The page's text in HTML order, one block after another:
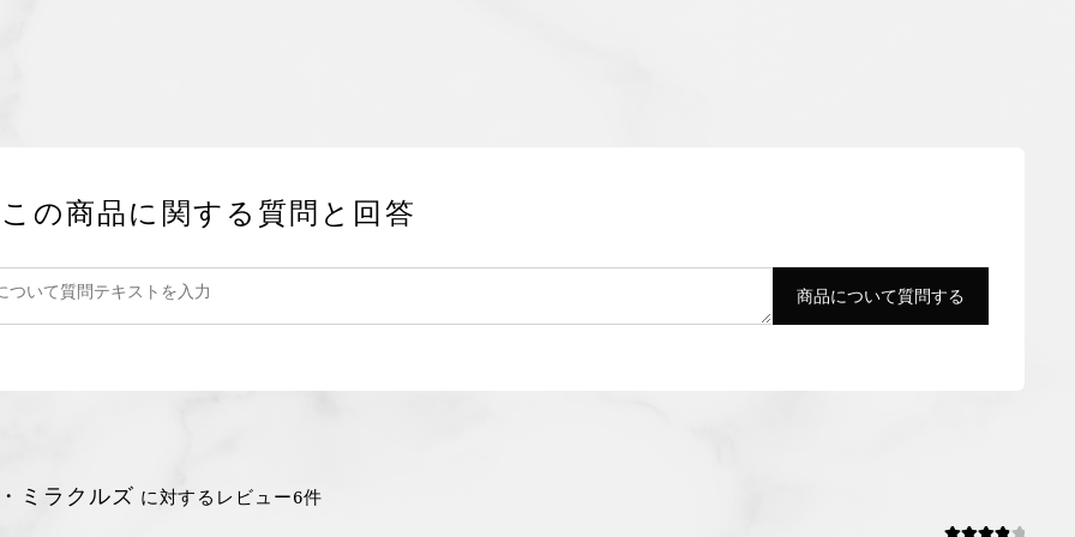
この商品に関する質問と回答
ミラクルズ に対するレビュー6件